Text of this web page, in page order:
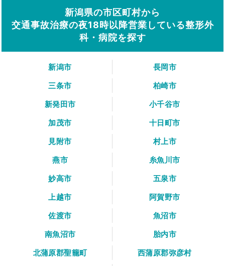
新潟県の市区町村から
交通事故治療の夜18時以降営業している整形外
科・病院を探す
新潟市
長岡市
三条市
柏崎市
新発田市
小千谷市
加茂市
十日町市
見附市
村上市
燕市
糸魚川市
妙高市
五泉市
上越市
阿賀野市
佐渡市
魚沼市
南魚沼市
胎内市
北蒲原郡聖籠町
西蒲原郡弥彦村